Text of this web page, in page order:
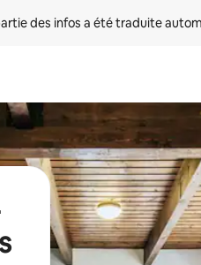
des infos a été traduite